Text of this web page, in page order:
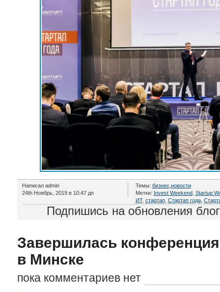
Написал admin
24th Ноябрь, 2019 в 10:47 дп
Темы: бизнес новости
Метки: Invest Weekend, Startup
ИТ, стартап, Стартап года,
Подпишись на обновления
Завершилась конференция
в Минске
пока комментариев нет